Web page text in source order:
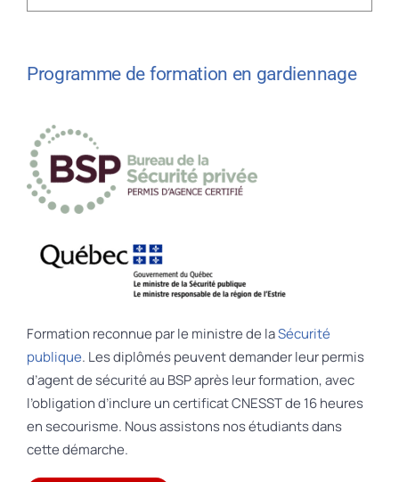
Programme de formation en gardiennage
Formation reconnue par le ministre de laSécurité
publique. Les diplômés peuvent demander leur permis
d’agent de sécurité au BSP après leur formation, avec
l’obligation d’inclure un certificat CNESST de 16 heures
en secourisme. Nous assistons nos étudiants dans
cette démarche.